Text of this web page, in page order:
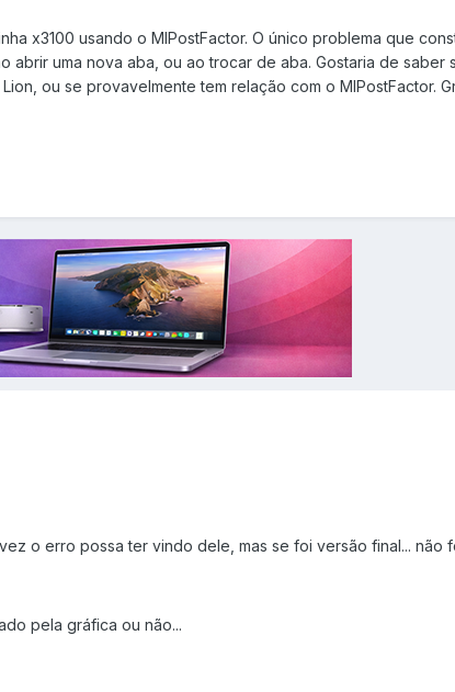
x3100 usando o MlPostFactor. O único problema que
abrir uma nova aba, ou ao trocar de aba. Gostaria de saber
ou se provavelmente tem relação com o MlPostFactor.
o erro possa ter vindo dele, mas se foi versão final... não
pela gráfica ou não...